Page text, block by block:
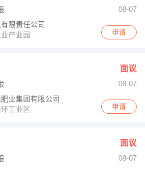
08-07
限责任公司
产业园
申请
面议
08-07
业集团有限公司
工业区
申请
面议
08-07